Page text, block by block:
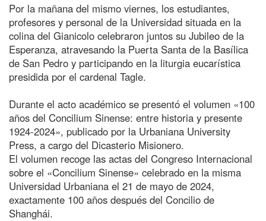
Por la mañana del mismo viernes, los estudiantes,
profesores y personal de la Universidad situada en la
colina del Gianicolo celebraron juntos su Jubileo de la
Esperanza, atravesando la Puerta Santa de la Basílica
de San Pedro y participando en la liturgia eucarística
presidida por el cardenal Tagle.
Durante el acto académico se presentó el volumen «100
años del Concilium Sinense: entre historia y presente
1924-2024», publicado por la Urbaniana University
Press, a cargo del Dicasterio Misionero.
El volumen recoge las actas del Congreso Internacional
sobre el «Concilium Sinense» celebrado en la misma
Universidad Urbaniana el 21 de mayo de 2024,
exactamente 100 años después del Concilio de
Shanghái.